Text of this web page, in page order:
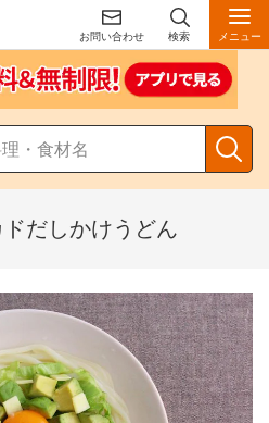
お問い合わせ 検索 メニュー
だしかけうどん